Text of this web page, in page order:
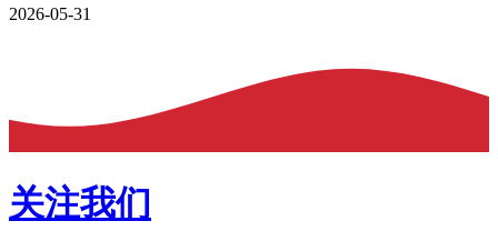
2026-05-31
关注我们